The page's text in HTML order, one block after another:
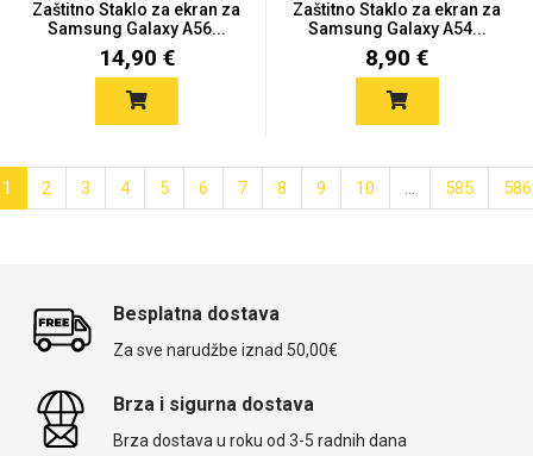
Zaštitno Staklo za ekran za
Samsung Galaxy A56...
14,90 €
Zaštitno Staklo za ekran za
Samsung Galaxy A54...
8,90 €
1 2 3 4 5 6 7 8 9 10 ... 585 586
Besplatna dostava
Za sve narudžbe iznad 50,00€
Brza i sigurna dostava
Brza dostava u roku od 3-5 radnih dana